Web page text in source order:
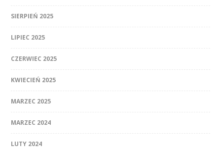
SIERPIEŃ 2025
LIPIEC 2025
CZERWIEC 2025
KWIECIEŃ 2025
MARZEC 2025
MARZEC 2024
LUTY 2024